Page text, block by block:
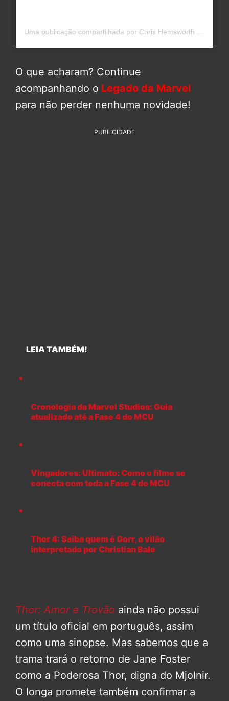
O que acharam? Continue
acompanhando o Legado da Marvel
para não perder nenhuma novidade!
PUBLICIDADE
LEIA TAMBÉM!
Cronologia da Marvel Studios: Guia
atualizado até a Fase 4 do MCU
Vingadores: Ultimato: Como o filme se
conecta com toda a Fase 4 do MCU
Thor 4: Saiba quem é Gorr, o vilão
interpretado por Christian Bale
Thor: Amor e Trovão ainda não possui
um título oficial em português, assim
como uma sinopse. Mas sabemos que a
trama trará o retorno de Jane Foster
como a Poderosa Thor, digna do Mjolnir.
O longa promete também confirmar a